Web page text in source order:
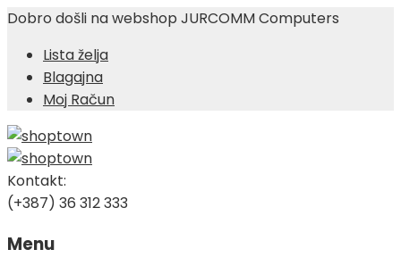
Dobro došli na webshop JURCOMM Computers
Lista želja
Blagajna
Moj Račun
Kontakt:
(+387) 36 312 333
Menu